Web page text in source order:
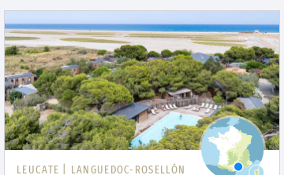
LEUCATE | LANGUEDOC-ROSELLÓN